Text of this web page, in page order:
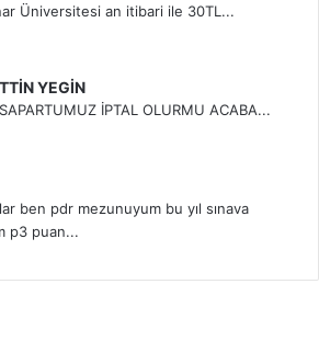
Üniversitesi an itibari ile 30TL...
YEGİN
İPTAL OLURMU ACABA...
ben pdr mezunuyum bu yıl sınava
p3 puan...